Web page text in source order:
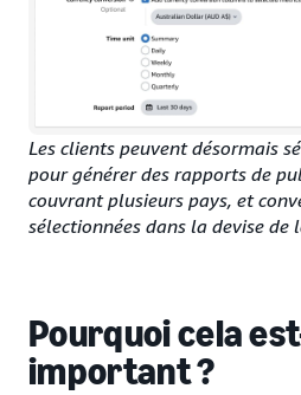
Les clients peuvent désormais
pour générer des rapports de
couvrant plusieurs pays, et
sélectionnées dans la devise de
Pourquoi cela
important ?